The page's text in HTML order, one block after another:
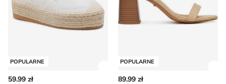
POPULARNE
59.99 zł
POPULARNE
89.99 zł